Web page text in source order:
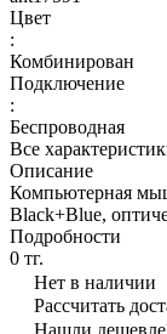
Цвет
:
Комбинирован
Подключение
:
Беспроводная
Все
Описание
Компьютерная
Black+Blue,
Подробности
0 тг.
Нет в наличии
Рассчитать
Нашли